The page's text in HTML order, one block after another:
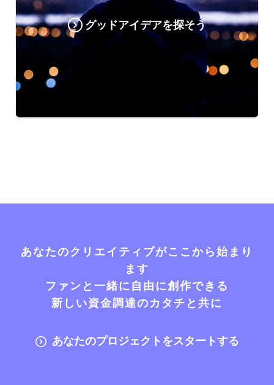
グッドアイデアを探そう
あなたのクリエイティブがここから始まり
ます
ファンと一緒に自由に創作できる
新しい資金調達のカタチと共に
あなたのプロジェクトをスタートする